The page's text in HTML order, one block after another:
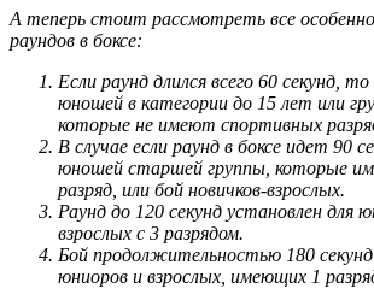
А теперь стоит рассмотреть все
раундов в боксе:
Если раунд длился всего 60 секунд,
юношей в категории до 15 лет или
которые не имеют спортивных
В случае если раунд в боксе идет 90
юношей старшей группы, которые
разряд, или бой новичков-взрослых.
Раунд до 120 секунд установлен для
взрослых с 3 разрядом.
Бой продолжительностью 180 секунд
юниоров и взрослых, имеющих 1